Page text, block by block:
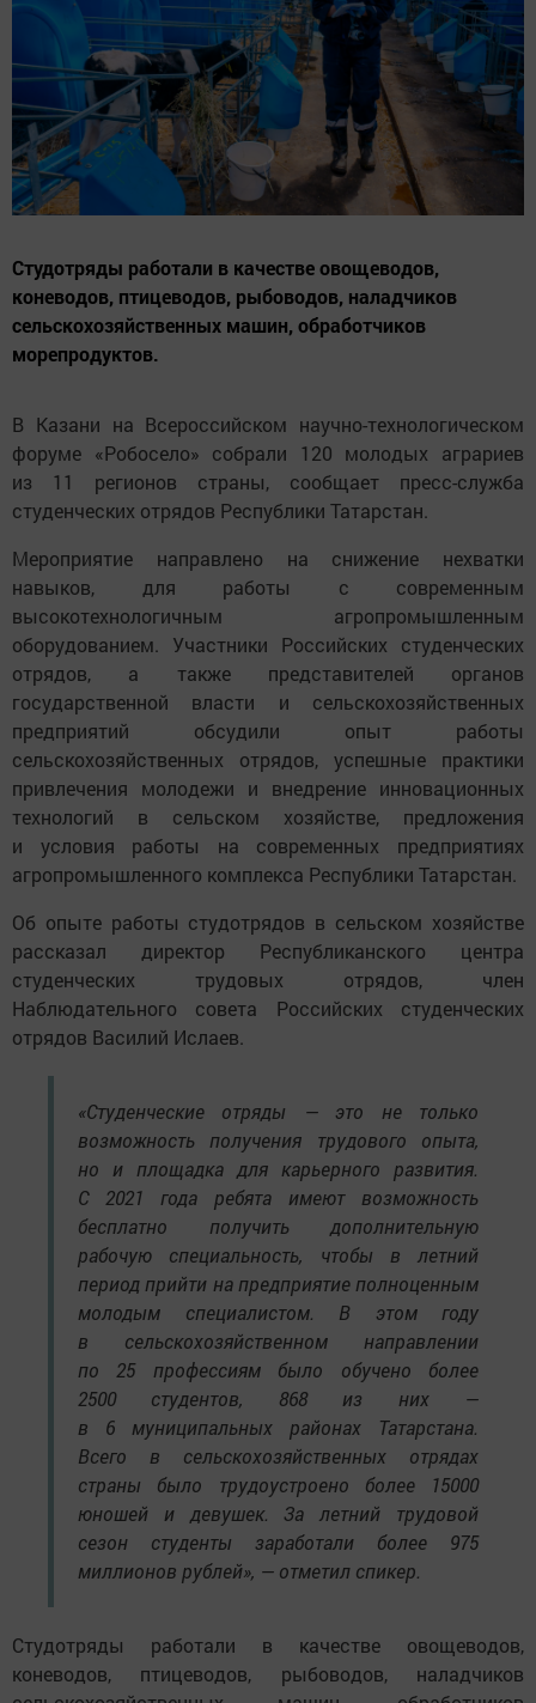
Студотряды работали в качестве овощеводов,
коневодов, птицеводов, рыбоводов, наладчиков
сельскохозяйственных машин, обработчиков
морепродуктов.
В Казани на Всероссийском научно-технологическом
форуме «Робосело» собрали 120 молодых аграриев
из 11 регионов страны, сообщает пресс-служба
студенческих отрядов Республики Татарстан.
Мероприятие направлено на снижение нехватки
навыков, для работы с современным
высокотехнологичным агропромышленным
оборудованием. Участники Российских студенческих
отрядов, а также представителей органов
государственной власти и сельскохозяйственных
предприятий обсудили опыт работы
сельскохозяйственных отрядов, успешные практики
привлечения молодежи и внедрение инновационных
технологий в сельском хозяйстве, предложения
и условия работы на современных предприятиях
агропромышленного комплекса Республики Татарстан.
Об опыте работы студотрядов в сельском хозяйстве
рассказал директор Республиканского центра
студенческих трудовых отрядов, член
Наблюдательного совета Российских студенческих
отрядов Василий Ислаев.
«Студенческие отряды — это не только
возможность получения трудового опыта,
но и площадка для карьерного развития.
С 2021 года ребята имеют возможность
бесплатно получить дополнительную
рабочую специальность, чтобы в летний
период прийти на предприятие полноценным
молодым специалистом. В этом году
в сельскохозяйственном направлении
по 25 профессиям было обучено более
2500 студентов, 868 из них —
в 6 муниципальных районах Татарстана.
Всего в сельскохозяйственных отрядах
страны было трудоустроено более 15000
юношей и девушек. За летний трудовой
сезон студенты заработали более 975
миллионов рублей», — отметил спикер.
Студотряды работали в качестве овощеводов,
коневодов, птицеводов, рыбоводов, наладчиков